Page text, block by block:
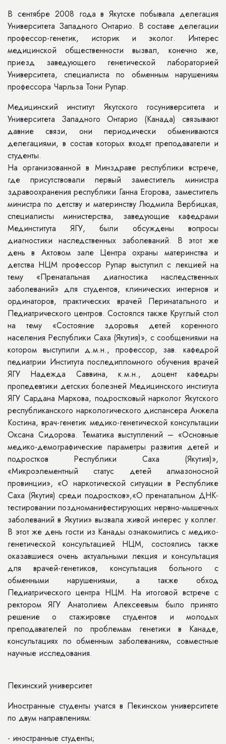
В сентябре 2008 года в Якутске побывала делегация
Университета Западного Онтарио. В составе делегации
профессор-генетик, историк и эколог. Интерес
медицинской общественности вызвал, конечно же,
приезд заведующего генетической лабораторией
Университета, специалиста по обменным нарушениям
профессора Чарльза Тони Рупар.
Медицинский институт Якутского госуниверситета и
Университета Западного Онтарио (Канада) связывают
давние связи, они периодически обмениваются
делегациями, в состав которых входят преподаватели и
студенты.
На организованной в Минздраве республики встрече,
где присутствовали первый заместитель министра
здравоохранения республики Ганна Егорова, заместитель
министра по детству и материнству Людмила Вербицкая,
специалисты министерства, заведующие кафедрами
Мединститута ЯГУ, были обсуждены вопросы
диагностики наследственных заболеваний. В этот же
день в Актовом зале Центра охраны материнства и
детства НЦМ профессор Рупар выступил с лекцией на
тему «Пренатальная диагностика наследственных
заболеваний» для студентов, клинических интернов и
ординаторов, практических врачей Перинатального и
Педиатрического центров. Состоялся также Круглый стол
на тему «Состояние здоровья детей коренного
населения Республики Саха (Якутия)», с сообщениями на
котором выступили д.м.н., профессор, зав. кафедрой
педиатрии Института последипломного обучения врачей
ЯГУ Надежда Саввина, к.м.н., доцент кафедры
пропедевтики детских болезней Медицинского института
ЯГУ Сардана Маркова, подростковый нарколог Якутского
республиканского наркологического диспансера Анжела
Костина, врач-генетик медико-генетической консультации
Оксана Сидорова. Тематика выступлений – «Основные
медико-демографические параметры развития детей и
подростков Республики Саха (Якутия)»,
«Микроэлементный статус детей алмазоносной
провинции», «О наркотической ситуации в Республике
Саха (Якутия) среди подростков»,«О пренатальном ДНК-
тестировании поздноманифестирующих нервно-мышечных
заболеваний в Якутии» вызвала живой интерес у коллег.
В этот же день гости из Канады ознакомились с медико-
генетической консультацией НЦМ, состоялись также
оказавшиеся очень актуальными лекция и консультация
для врачей-генетиков, консультация больного с
обменными нарушениями, а также обход
Педиатрического центра НЦМ. На итоговой встрече с
ректором ЯГУ Анатолием Алексеевым было принято
решение о стажировке студентов и молодых
преподавателей по проблемам генетики в Канаде,
консультациях по обменным заболеваниям, совместные
научные исследования.
Пекинский университет
Иностранные студенты учатся в Пекинском университете
по двум направлениям:
- иностранные студенты;